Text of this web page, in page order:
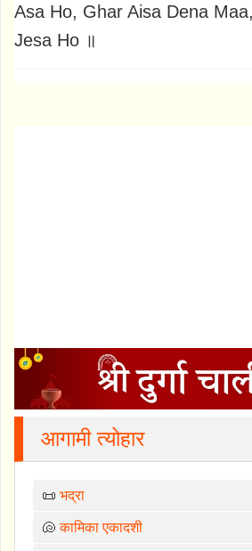
Asa Ho, Ghar Aisa Dena
Jesa Ho ॥
आगामी त्योहार
📜 भद्रा
🐚कामिका एकादशी